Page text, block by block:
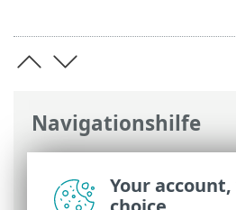
Navigationshilfe
ESET Online-Hilfe>ESET
Premium
>Arbeiten mit
Security Premium
Your